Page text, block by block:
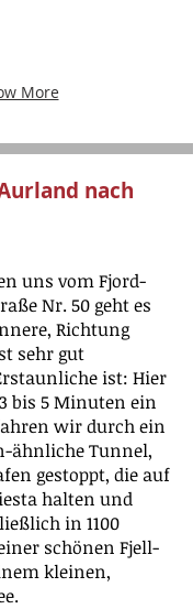
More
nach
uns vom Fjord-
Nr. 50 geht es
Richtung
sehr gut
ist: Hier
bis 5 Minuten ein
wir durch ein
ähnliche Tunnel,
gestoppt, die auf
halten und
in 1100
schönen Fjell-
kleinen,